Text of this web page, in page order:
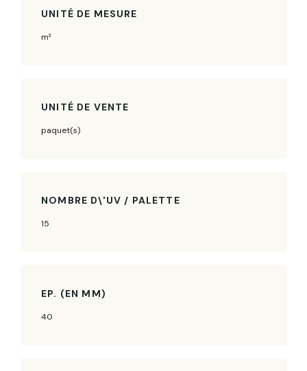
UNITÉ DE MESURE
m²
UNITÉ DE VENTE
paquet(s)
NOMBRE D\'UV / PALETTE
15
EP. (EN MM)
40